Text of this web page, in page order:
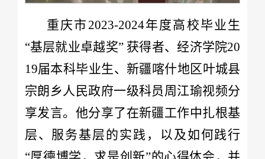
重庆市2023-2024年度高校毕业生
“基层就业卓越奖” 获得者、经济学院20
19届本科毕业生、新疆喀什地区叶城县
宗朗乡人民政府一级科员周江瑜视频分
享发言。他分享了在新疆工作中扎根基
层、服务基层的实践，以及如何践行